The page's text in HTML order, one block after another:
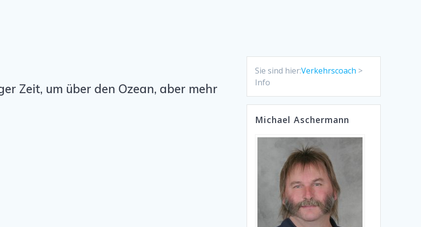
Zeit, um über den Ozean, aber mehr
Sie sind hier:Verkehrscoach >
Info
Michael Aschermann